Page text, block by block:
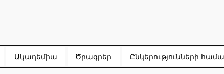
Ակադեմիա Ծրագրեր Ընկերությունների